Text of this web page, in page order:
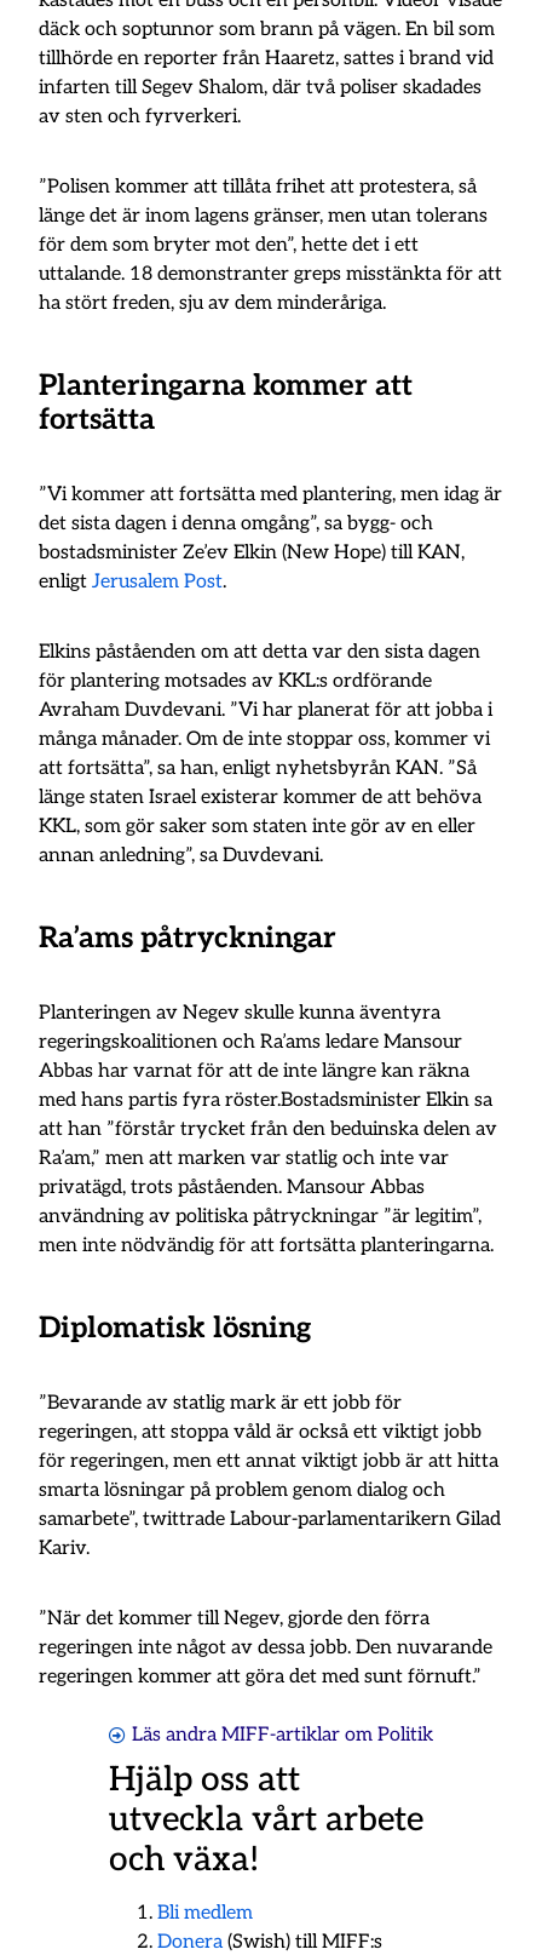
däck och soptunnor som brann på vägen. En bil som
tillhörde en reporter från Haaretz, sattes i brand vid
infarten till Segev Shalom, där två poliser skadades
av sten och fyrverkeri.
”Polisen kommer att tillåta frihet att protestera, så
länge det är inom lagens gränser, men utan tolerans
för dem som bryter mot den”, hette det i ett
uttalande. 18 demonstranter greps misstänkta för att
ha stört freden, sju av dem minderåriga.
Planteringarna kommer att
fortsätta
”Vi kommer att fortsätta med plantering, men idag är
det sista dagen i denna omgång”, sa bygg- och
bostadsminister Ze’ev Elkin (New Hope) till KAN,
enligtJerusalem Post.
Elkins påståenden om att detta var den sista dagen
för plantering motsades av KKL:s ordförande
Avraham Duvdevani. ”Vi har planerat för att jobba i
många månader. Om de inte stoppar oss, kommer vi
att fortsätta”, sa han, enligt nyhetsbyrån KAN. ”Så
länge staten Israel existerar kommer de att behöva
KKL, som gör saker som staten inte gör av en eller
annan anledning”, sa Duvdevani.
Ra’ams påtryckningar
Planteringen av Negev skulle kunna äventyra
regeringskoalitionen och Ra’ams ledare Mansour
Abbas har varnat för att de inte längre kan räkna
med hans partis fyra röster.Bostadsminister Elkin sa
att han ”förstår trycket från den beduinska delen av
Ra’am,” men att marken var statlig och inte var
privatägd, trots påståenden. Mansour Abbas
användning av politiska påtryckningar ”är legitim”,
men inte nödvändig för att fortsätta planteringarna.
Diplomatisk lösning
”Bevarande av statlig mark är ett jobb för
regeringen, att stoppa våld är också ett viktigt jobb
för regeringen, men ett annat viktigt jobb är att hitta
smarta lösningar på problem genom dialog och
samarbete”, twittrade Labour-parlamentarikern Gilad
Kariv.
”När det kommer till Negev, gjorde den förra
regeringen inte något av dessa jobb. Den nuvarande
regeringen kommer att göra det med sunt förnuft.”
Läs andra MIFF-artiklar om Politik
Hjälp oss att
utveckla vårt arbete
och växa!
Bli medlem
Donera(Swish) till MIFF:s